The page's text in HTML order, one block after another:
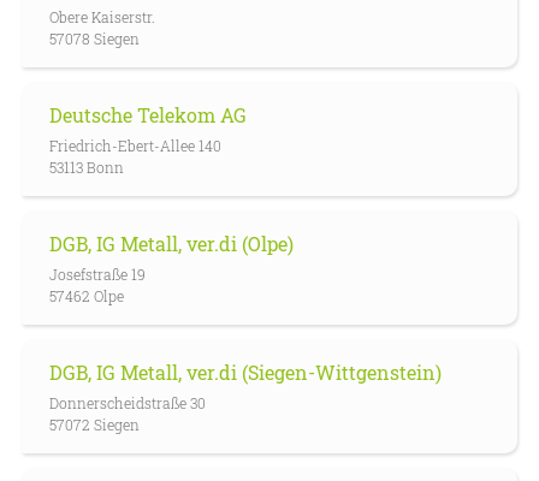
Obere Kaiserstr.
57078 Siegen
Deutsche Telekom AG
Friedrich-Ebert-Allee 140
53113 Bonn
DGB, IG Metall, ver.di (Olpe)
Josefstraße 19
57462 Olpe
DGB, IG Metall, ver.di (Siegen-Wittgenstein)
Donnerscheidstraße 30
57072 Siegen